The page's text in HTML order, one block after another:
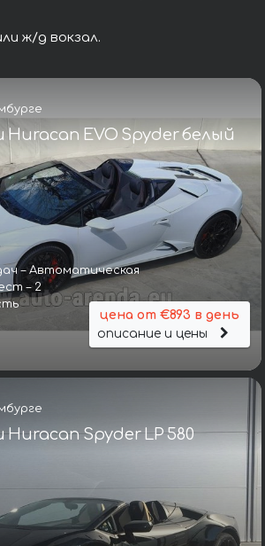
ж/д вокзал.
EVO Spyder белый
– Автоматическая
– 2
цена от €893 в день
описание и цены
Spyder LP 580